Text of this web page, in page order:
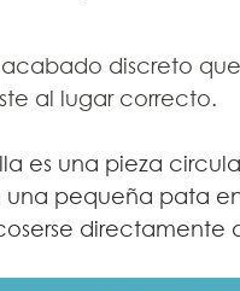
acabado discreto
al lugar correcto.
es una pieza
una pequeña pata
directamente